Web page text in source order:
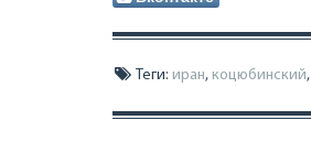
Теги: иран, коцюбинский,